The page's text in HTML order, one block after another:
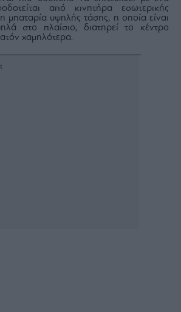
από κινητήρα εσωτερικής
μπαταρία υψηλής τάσης, η οποία είναι
στο πλαίσιο, διατηρεί το κέντρο
χαμηλότερα.